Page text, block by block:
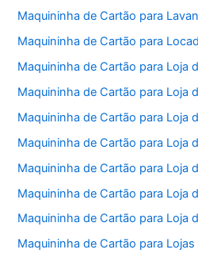
Maquininha de Cartão para
Maquininha de Cartão para
Maquininha de Cartão para Loja
Maquininha de Cartão para Loja
Maquininha de Cartão para Loja
Maquininha de Cartão para Loja
Maquininha de Cartão para Loja
Maquininha de Cartão para Loja
Maquininha de Cartão para Loja
Maquininha de Cartão para Lojas